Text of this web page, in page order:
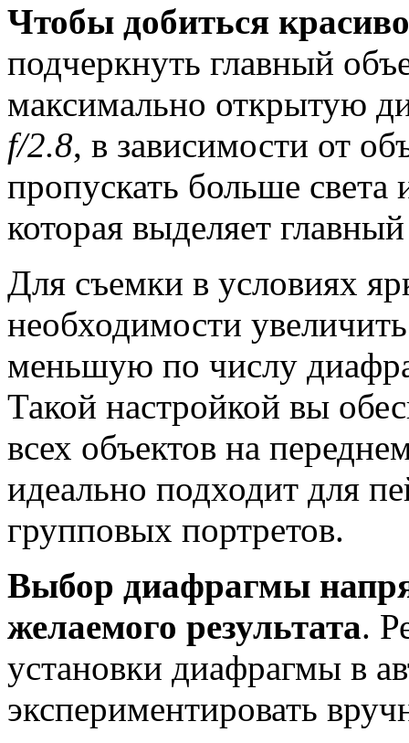
Чтобы добиться
подчеркнуть главный
максимально открытую
f/2.8, в зависимости от
пропускать больше света
которая выделяет
Для съемки в условиях
необходимости
меньшую по числу
Такой настройкой вы
всех объектов на
идеально подходит для
групповых портретов.
Выбор диафрагмы
желаемого результата.
установки диафрагмы в
экспериментировать